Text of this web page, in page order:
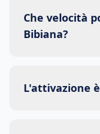
Che velocità
Bibiana?
L'attivazione